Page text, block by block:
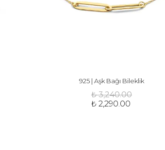
925 | Aşk Bağı Bileklik
₺ 3,240.00
₺ 2,290.00